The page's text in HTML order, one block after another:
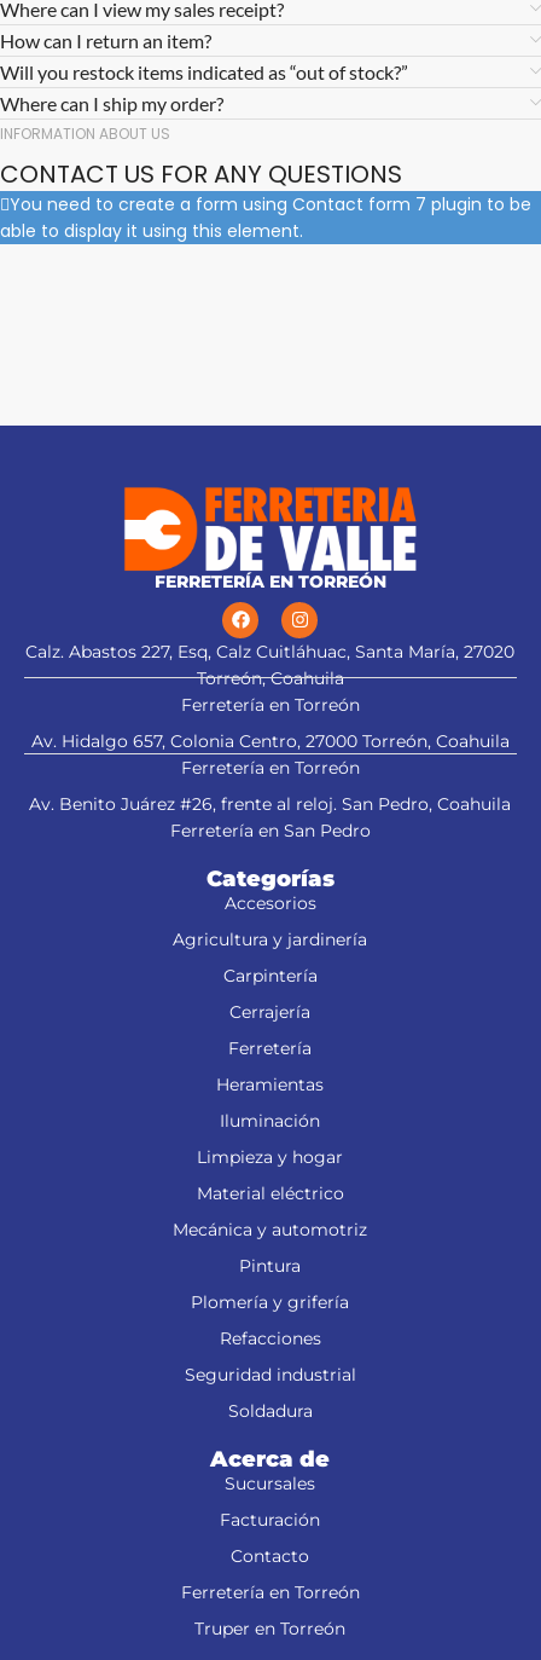
Where can I view my sales receipt?
How can I return an item?
Will you restock items indicated as “out of stock?”
Where can I ship my order?
INFORMATION ABOUT US
CONTACT US FOR ANY QUESTIONS
You need to create a form using Contact form 7 plugin to be
able to display it using this element.
FERRETERÍA EN TORREÓN
Calz. Abastos 227, Esq, Calz Cuitláhuac, Santa María, 27020
Torreón, Coahuila
Ferretería en Torreón
Av. Hidalgo 657, Colonia Centro, 27000 Torreón, Coahuila
Ferretería en Torreón
Av. Benito Juárez #26, frente al reloj. San Pedro, Coahuila
Ferretería en San Pedro
Categorías
Accesorios
Agricultura y jardinería
Carpintería
Cerrajería
Ferretería
Heramientas
Iluminación
Limpieza y hogar
Material eléctrico
Mecánica y automotriz
Pintura
Plomería y grifería
Refacciones
Seguridad industrial
Soldadura
Acerca de
Sucursales
Facturación
Contacto
Ferretería en Torreón
Truper en Torreón